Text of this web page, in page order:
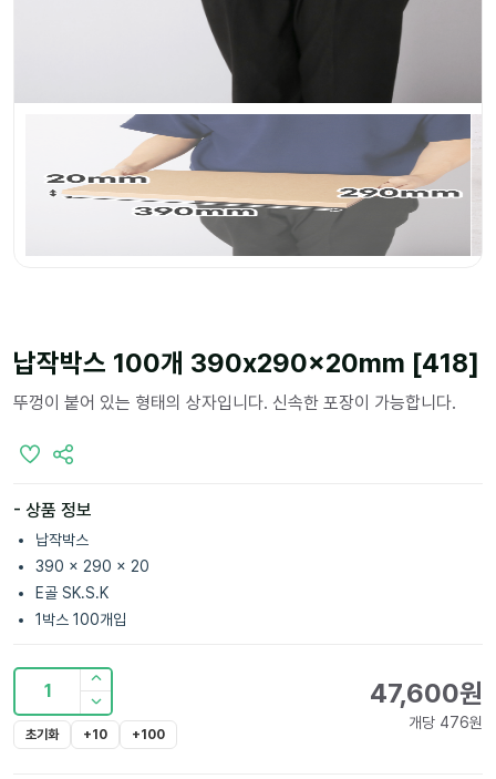
납작박스 100개 390x290x20mm [418]
뚜껑이 붙어 있는 형태의 상자입니다. 신속한 포장이 가능합니다.
- 상품 정보
납작박스
390 x 290 x 20
E골 SK.S.K
1박스 100개입
1
초기화 +10 +100
47,600원
개당 476원